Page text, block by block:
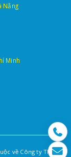
Nẵng
Minh
về Công ty TNHH